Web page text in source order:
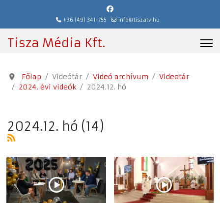
+36 (49) 341-755 info@tiszatv.hu
Tisza Média Kft.
Főlap Videótár Videó archívum
Videotár
2024. évi videók
2024.12. hó
2024.12. hó (14)